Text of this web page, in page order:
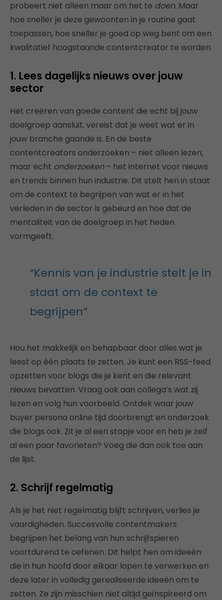
probeert niet alleen maar om het te doen. Maar
hoe sneller je deze gewoonten in je routine gaat
toepassen, hoe sneller je goed op weg bent om een
kwalitatief hoogstaande contentcreator te worden.
1. Lees dagelijks nieuws over jouw
sector
Het creëren van goede content die echt bij jouw
doelgroep aansluit, vereist dat je weet wat er in
jouw branche gaande is. En de beste
contentcreators onderzoeken – niet alleen lezen,
maar echt onderzoeken– het internet voor nieuws
en trends binnen hun industrie. Dit stelt hen in staat
om de context te begrijpen van wat er in het
verleden in de sector is gebeurd en hoe dat de
mentaliteit van de doelgroep in het heden
vormgeeft.
“Kennis van je industrie stelt je in
staat om de context te
begrijpen”
Hou het makkelijk en behapbaar door alles wat je
leest op één plaats te zetten. Je kunt een RSS-feed
opzetten voor blogs die je kent en die relevant
nieuws bevatten. Vraag ook aan collega’s wat zij
lezen en volg hun voorbeeld. Ontdek waar jouw
buyer persona online tijd doorbrengt en onderzoek
die blogs ook. Zit je al een stapje voor en heb je zelf
al een paar favorieten? Voeg die dan ook toe aan
de lijst.
2. Schrijf regelmatig
Als je het niet regelmatig blijft schrijven, verlies je
vaardigheden. Succesvolle contentmakers
begrijpen het belang van hun schrijfspieren
voortdurend te oefenen. Dit helpt hen om ideeën
die in hun hoofd door elkaar lopen te verwerken en
deze later in volledig gerealiseerde ideeën om te
zetten. Ze zijn misschien niet altijd geïnspireerd om